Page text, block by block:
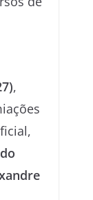
,